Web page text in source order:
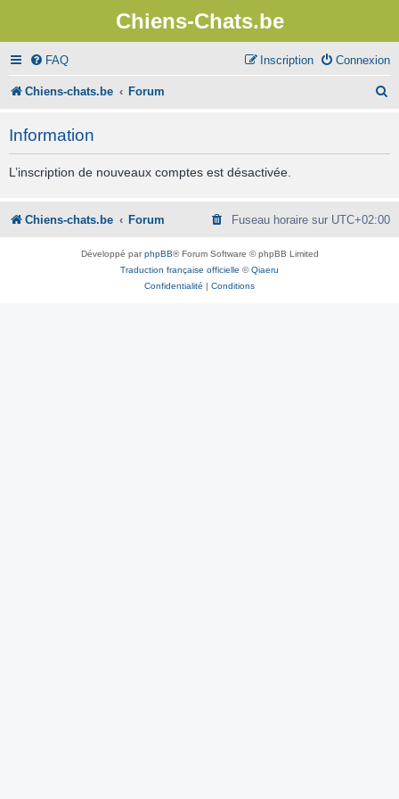
Chiens-Chats.be
FAQ Connexion
Inscription
Chiens-chats.be Forum
r
Information
L’inscription de nouveaux comptes est désactivée.
Chiens-chats.be Forum Fuseau horaire sur UTC+02:00
Développé parphpBB® Forum Software © phpBB Limited
Traduction française officielle ©Qiaeru
Confidentialité | Conditions